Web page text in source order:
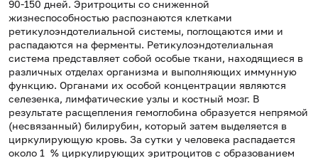
90-150 дней. Эритроциты со сниженной
жизнеспособностью распознаются клетками
ретикулоэндотелиальной системы, поглощаются ими и
распадаются на ферменты. Ретикулоэндотелиальная
система представляет собой особые ткани, находящиеся в
различных отделах организма и выполняющих иммунную
функцию. Органами их особой концентрации являются
селезенка, лимфатические узлы и костный мозг. В
результате расщепления гемоглобина образуется непрямой
(несвязанный) билирубин, который затем выделяется в
циркулирующую кровь. За сутки у человека распадается
около 1 % циркулирующих эритроцитов с образованием